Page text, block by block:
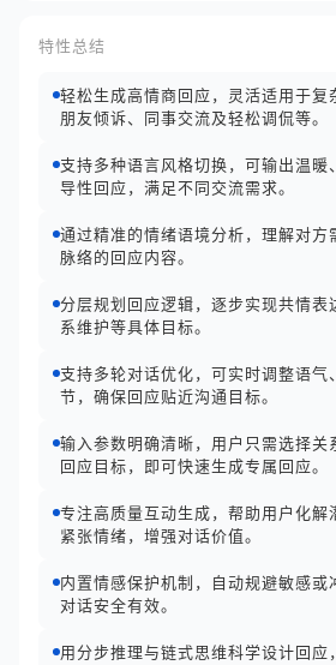
特性总结
轻松生成高情商回应，灵活适用于复
朋友倾诉、同事交流及轻松调侃等。
支持多种语言风格切换，可输出温暖
导性回应，满足不同交流需求。
通过精准的情绪语境分析，理解对方
脉络的回应内容。
分层规划回应逻辑，逐步实现共情表
系维护等具体目标。
支持多轮对话优化，可实时调整语气
节，确保回应贴近沟通目标。
输入参数明确清晰，用户只需选择关
回应目标，即可快速生成专属回应。
专注高质量互动生成，帮助用户化解
紧张情绪，增强对话价值。
内置情感保护机制，自动规避敏感或
对话安全有效。
用分步推理与链式思维科学设计回应